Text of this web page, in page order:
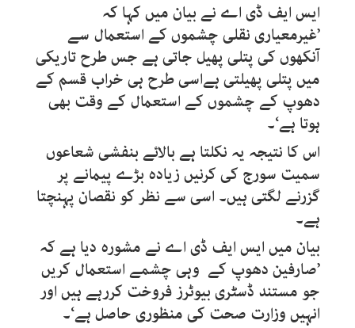
ایس ایف ڈی اے نے بیان میں کہا کہ
’غیرمعیاری نقلی چشموں کے استعمال سے
آنکھوں کی پتلی پھیل جاتی ہے جس طرح تاریکی
میں پتلی پھیلتی ہےاسی طرح ہی خراب قسم کے
دھوپ کے چشموں کے استعمال کے وقت بھی
ہوتا ہے‘۔
اس کا نتیجہ یہ نکلتا ہے بالائے بنفشی شعاعوں
سمیت سورج کی کرنیں زیادہ بڑے پیمانے پر
گزرنے لگتی ہیں۔ اسی سے نظر کو نقصان پہنچتا
ہے۔
بیان میں ایس ایف ڈی اے نے مشورہ دیا ہے کہ
’صارفین دھوپ کے وہی چشمے استعمال کریں
جو مستند ڈسٹری بیوٹرز فروخت کررہے ہیں اور
انہیں وزارت صحت کی منظوری حاصل ہے‘۔